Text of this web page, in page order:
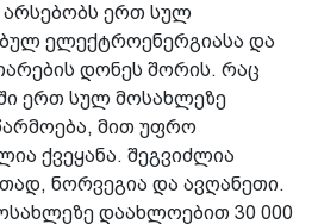
ერთ სულ
ელექტროენერგიასა და
დონეს შორის. რაც
ერთ სულ მოსახლეზე
მით უფრო
ქვეყანა. შეგვიძლია
ნორვეგია და ავღანეთი.
დაახლოებით 30 000